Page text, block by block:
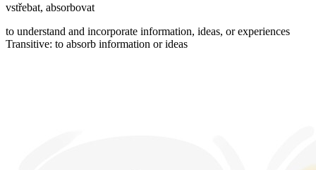
vstřebat, absorbovat
to understand and incorporate information, ideas, or experiences
Transitive: to absorb information or ideas